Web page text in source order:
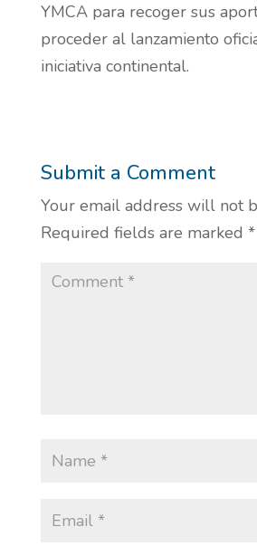
YMCA para recoger sus
proceder al lanzamiento
iniciativa continental.
Submit a Comment
Your email address will not
Required fields are marked *